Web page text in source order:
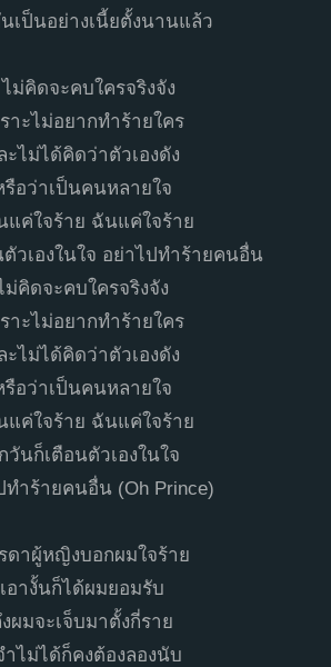
เป็นอย่างเนี้ยตั้งนานแล้ว
ม่คิดจะคบใครจริงจัง
าะไม่อยากทำร้ายใคร
ะไม่ได้คิดว่าตัวเองดัง
รือว่าเป็นคนหลายใจ
แค่ใจร้าย ฉันแค่ใจร้าย
วเองในใจ อย่าไปทำร้ายคนอื่น
ม่คิดจะคบใครจริงจัง
าะไม่อยากทำร้ายใคร
ะไม่ได้คิดว่าตัวเองดัง
รือว่าเป็นคนหลายใจ
แค่ใจร้าย ฉันแค่ใจร้าย
วันก็เตือนตัวเองในใจ
ทำร้ายคนอื่น (Oh Prince)
ดาผู้หญิงบอกผมใจร้าย
เอางั้นก็ได้ผมยอมรับ
ผมจะเจ็บมาตั้งกี่ราย
ำไม่ได้ก็คงต้องลองนับ